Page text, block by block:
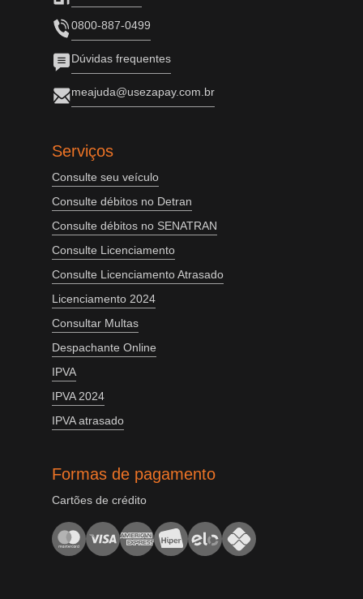
0800-887-0499
Dúvidas frequentes
meajuda@usezapay.com.br
Serviços
Consulte seu veículo
Consulte débitos no Detran
Consulte débitos no SENATRAN
Consulte Licenciamento
Consulte Licenciamento Atrasado
Licenciamento 2024
Consultar Multas
Despachante Online
IPVA
IPVA 2024
IPVA atrasado
Formas de pagamento
Cartões de crédito